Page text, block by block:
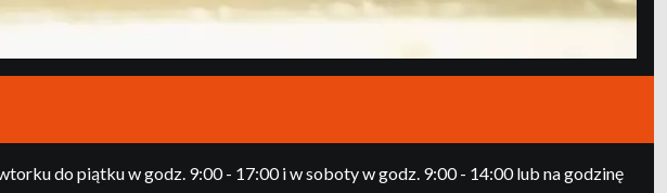
do piątku w godz. 9:00 - 17:00 i w soboty w godz. 9:00 - 14:00 lub na godzinę